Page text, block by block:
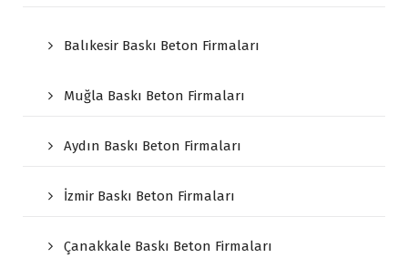
Balıkesir Baskı Beton Firmaları
Muğla Baskı Beton Firmaları
Aydın Baskı Beton Firmaları
İzmir Baskı Beton Firmaları
Çanakkale Baskı Beton Firmaları